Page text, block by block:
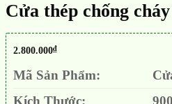
Cửa thép chống
2.800.000₫
Mã Sản Phẩm:
Kích Thước: